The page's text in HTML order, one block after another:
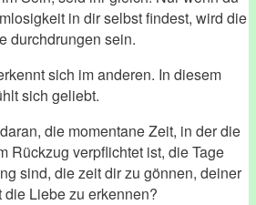
in dir selbst findest, wird die
durchdrungen sein.
sich im anderen. In diesem
sich geliebt.
die momentane Zeit, in der die
Rückzug verpflichtet ist, die Tage
sind, die zeit dir zu gönnen, deiner
Liebe zu erkennen?